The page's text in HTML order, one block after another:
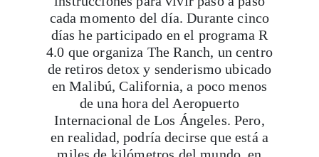
4.0 que organiza The Ranch, un centro
de retiros detox y senderismo ubicado
en Malibú, California, a poco menos
de una hora del Aeropuerto
Internacional de Los Ángeles. Pero,
en realidad, podría decirse que está a
miles de kilómetros del mundo, en
otra galaxia. Uno viene aquí a
olvidarse de todo y a concentrarse en